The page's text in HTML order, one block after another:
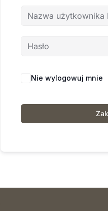
Nie wylogowuj mnie